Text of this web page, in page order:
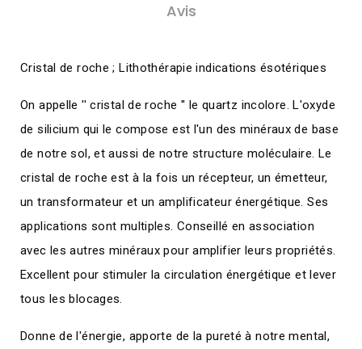
Avis
Cristal de roche ; Lithothérapie indications ésotériques
On appelle '' cristal de roche '' le quartz incolore. L'oxyde
de silicium qui le compose est l'un des minéraux de base
de notre sol, et aussi de notre structure moléculaire. Le
cristal de roche est à la fois un récepteur, un émetteur,
un transformateur et un amplificateur énergétique. Ses
applications sont multiples. Conseillé en association
avec les autres minéraux pour amplifier leurs propriétés.
Excellent pour stimuler la circulation énergétique et lever
tous les blocages.
Donne de l'énergie, apporte de la pureté à notre mental,